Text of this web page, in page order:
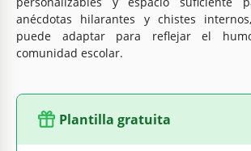
anécdotas hilarantes y chistes
puede adaptar para reflejar el
comunidad escolar.
Plantilla gratuita